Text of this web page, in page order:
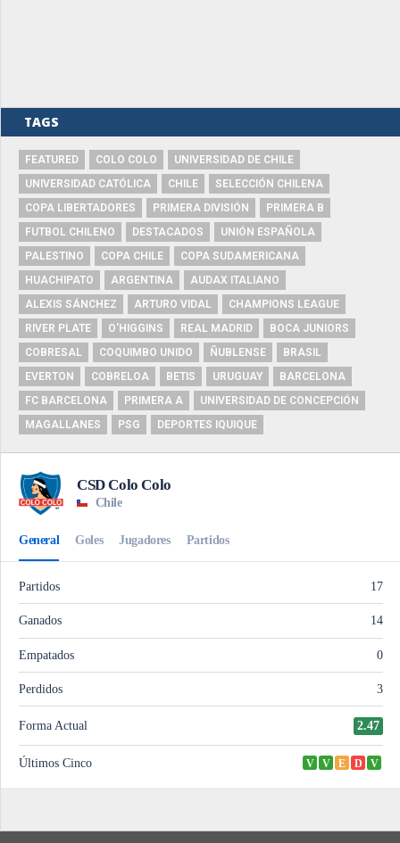
TAGS
FEATURED COLO COLO
UNIVERSIDAD DE CHILE
UNIVERSIDAD CATÓLICA
CHILE
SELECCIÓN CHILENA
COPA LIBERTADORES
PRIMERA DIVISIÓN
PRIMERA B
FUTBOL CHILENO
DESTACADOS
UNIÓN ESPAÑOLA
PALESTINO
COPA CHILE
COPA SUDAMERICANA
HUACHIPATO
ARGENTINA
AUDAX ITALIANO
ALEXIS SÁNCHEZ
ARTURO VIDAL
CHAMPIONS LEAGUE
RIVER PLATE
O'HIGGINS REAL MADRID
BOCA JUNIORS
COBRESAL
COQUIMBO UNIDO ÑUBLENSE
BRASIL
EVERTON
COBRELOA BETIS URUGUAY
BARCELONA
FC BARCELONA
PRIMERA A
UNIVERSIDAD DE CONCEPCIÓN
MAGALLANES
PSG DEPORTES IQUIQUE